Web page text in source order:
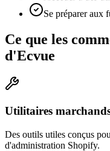
Se préparer aux
Ce que les
d'Ecvue
Utilitaires
Des outils utiles conçus
d'administration Shopify.